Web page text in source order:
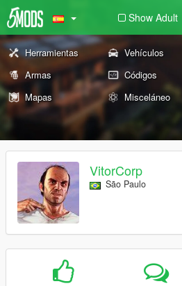
Show Adult
Herramientas Vehículos
Armas
Códigos
Mapas
Misceláneo
VitorCorp
São Paulo